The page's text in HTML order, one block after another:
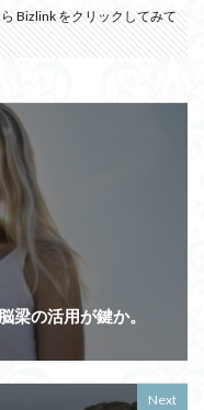
Bizlink をクリックしてみて
梁の活用が鍵か。
Next